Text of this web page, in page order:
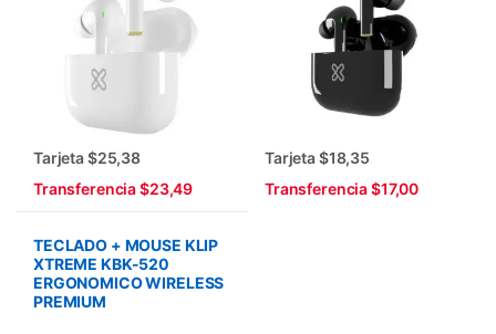
Tarjeta $25,38
Transferencia $23,49
Tarjeta $18,35
Transferencia $17,00
TECLADO + MOUSE KLIP
XTREME KBK-520
ERGONOMICO WIRELESS
PREMIUM